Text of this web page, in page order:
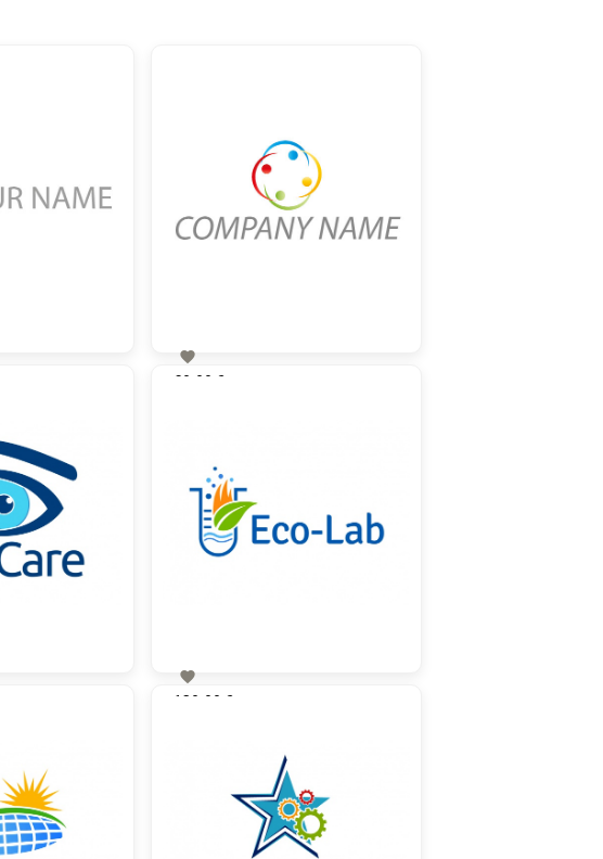

60,00 €

130,00 €